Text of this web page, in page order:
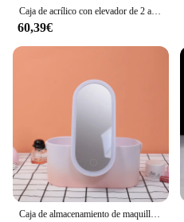
Caja de acrílico con elevador de 2 a 5 niveles, caja ciega de exhibición, escaparate de luz Led, estantes de madera transparentes, caja de almacenamiento, exhibición de figuras
60,39€
Caja de almacenamiento de maquillaje con espejo de luz LED, organizador portátil de viaje, cosméticos, luz táctil